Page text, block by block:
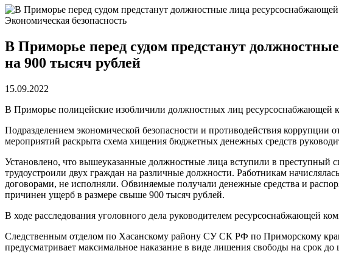
Экономическая безопасность
В Приморье перед судом предстанут
на 900 тысяч рублей
15.09.2022
В Приморье полицейские изобличили должностных лиц ресурсоснабжающей
Подразделением экономической безопасности и противодействия
мероприятий раскрыта схема хищения бюджетных денежных средств
Установлено, что вышеуказанные должностные лица вступили в
трудоустроили двух граждан на различные должности. Работникам
договорами, не исполняли. Обвиняемые получали денежные средства и
причинен ущерб в размере свыше 900 тысяч рублей.
В ходе расследования уголовного дела руководителем ресурсоснабжающей
Следственным отделом по Хасанскому району СУ СК РФ по Приморскому
предусматривает максимальное наказание в виде лишения свободы на срок